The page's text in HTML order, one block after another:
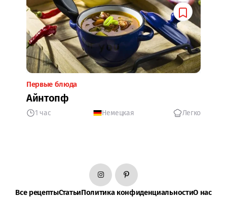
Первые блюда
Айнтопф
1 час Немецкая Легко
Все рецептыСтатьиПолитика конфиденциальностиО нас